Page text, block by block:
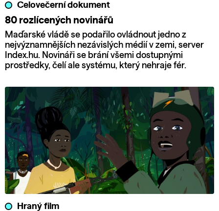
Celovečerní dokument
80 rozlícených novinářů
Maďarské vládě se podařilo ovládnout jedno z
nejvýznamnějších nezávislých médií v zemi, server
Index.hu. Novináři se brání všemi dostupnými
prostředky, čelí ale systému, který nehraje fér.
Hraný film